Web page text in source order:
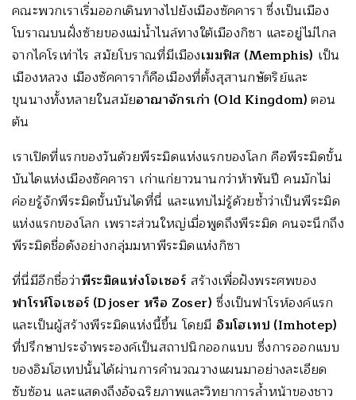
คณะพวกเราเริ่มออกเดินทางไปยังเมืองซัคคารา ซึ่งเป็นเมือง
โบราณบนฝั่งซ้ายของแม่น้ำไนล์ทางใต้เมืองกิซา และอยู่ไม่ไกล
จากไคโรเท่าไร สมัยโบราณที่มีเมืองเมมฟิส (Memphis) เป็น
เมืองหลวง เมืองซัคคาราก็คือเมืองที่ตั้งสุสานกษัตริย์และ
ขุนนางทั้งหลายในสมัยอาณาจักรเก่า (Old Kingdom)ตอน
ต้น
เราเปิดที่แรกของวันด้วยพีระมิดแห่งแรกของโลก คือพีระมิดขั้น
บันไดแห่งเมืองซัคคารา เก่าแก่ยาวนานกว่าห้าพันปี คนมักไม่
ค่อยรู้จักพีระมิดขั้นบันไดที่นี่ และแทบไม่รู้ด้วยซ้ำว่าเป็นพีระมิด
แห่งแรกของโลก เพราะส่วนใหญ่เมื่อพูดถึงพีระมิด คนจะนึกถึง
พีระมิดชื่อดังอย่างกลุ่มมหาพีระมิดแห่งกิซา
ที่นี่มีอีกชื่อว่าพีระมิดแห่งโจเซอร์ สร้างเพื่อฝังพระศพของ
ฟาโรห์โจเซอร์ (Djoser หรือ Zoser) ซึ่งเป็นฟาโรห์องค์แรก
และเป็นผู้สร้างพีระมิดแห่งนี้ขึ้น โดยมี อิมโฮเทป (Imhotep)
ที่ปรึกษาประจำพระองค์เป็นสถาปนิกออกแบบ ซึ่งการออกแบบ
ของอิมโฮเทปนั้นได้ผ่านการคำนวณวางแผนมาอย่างละเอียด
ซับซ้อน และแสดงถึงอัจฉริยภาพและวิทยาการล้ำหน้าของชาว